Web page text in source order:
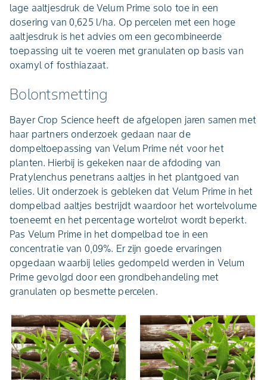
lage aaltjesdruk de Velum Prime solo toe in een
dosering van 0,625 l/ha. Op percelen met een hoge
aaltjesdruk is het advies om een gecombineerde
toepassing uit te voeren met granulaten op basis van
oxamyl of fosthiazaat.
Bolontsmetting
Bayer Crop Science heeft de afgelopen jaren samen met
haar partners onderzoek gedaan naar de
dompeltoepassing van Velum Prime nét voor het
planten. Hierbij is gekeken naar de afdoding van
Pratylenchus penetrans aaltjes in het plantgoed van
lelies. Uit onderzoek is gebleken dat Velum Prime in het
dompelbad aaltjes bestrijdt waardoor het wortelvolume
toeneemt en het percentage wortelrot wordt beperkt.
Pas Velum Prime in het dompelbad toe in een
concentratie van 0,09%. Er zijn goede ervaringen
opgedaan waarbij lelies gedompeld werden in Velum
Prime gevolgd door een grondbehandeling met
granulaten op besmette percelen.